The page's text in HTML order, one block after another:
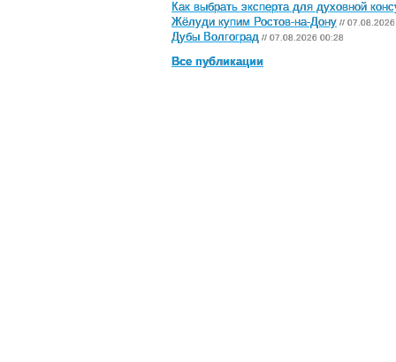
Как выбрать эксперта для духовной
Жёлуди купим Ростов-на-Дону //
Дубы Волгоград // 07.08.2026 00:28
Все публикации